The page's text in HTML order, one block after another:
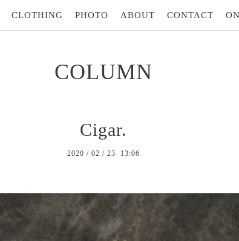
CLOTHING PHOTO ABOUT CONTACT
COLUMN
Cigar.
2020 / 02 / 23 13:06